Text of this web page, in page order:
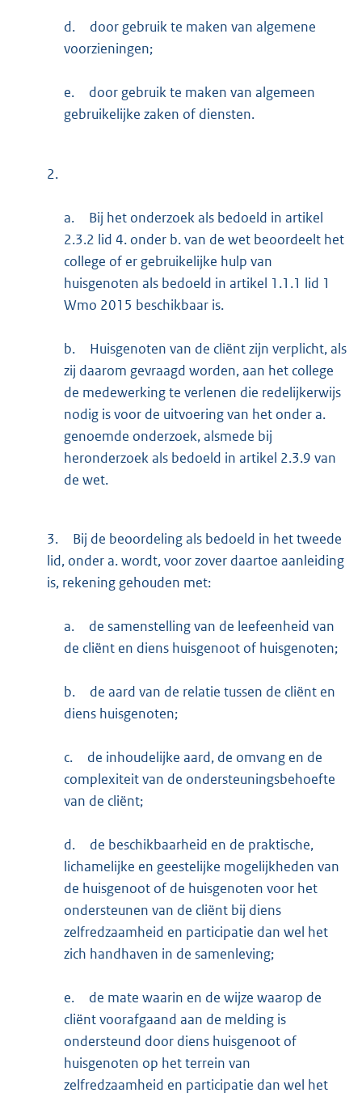
d.
door gebruik te maken van algemene
voorzieningen;
e.
door gebruik te maken van algemeen
gebruikelijke zaken of diensten.
2.
a.
Bij het onderzoek als bedoeld in artikel
2.3.2 lid 4. onder b. van de wet beoordeelt het
college of er gebruikelijke hulp van
huisgenoten als bedoeld in artikel 1.1.1 lid 1
Wmo 2015 beschikbaar is.
b.
Huisgenoten van de cliënt zijn verplicht, als
zij daarom gevraagd worden, aan het college
de medewerking te verlenen die redelijkerwijs
nodig is voor de uitvoering van het onder a.
genoemde onderzoek, alsmede bij
heronderzoek als bedoeld in artikel 2.3.9 van
de wet.
3.
Bij de beoordeling als bedoeld in het tweede
lid, onder a. wordt, voor zover daartoe aanleiding
is, rekening gehouden met:
a.
de samenstelling van de leefeenheid van
de cliënt en diens huisgenoot of huisgenoten;
b.
de aard van de relatie tussen de cliënt en
diens huisgenoten;
c.
de inhoudelijke aard, de omvang en de
complexiteit van de ondersteuningsbehoefte
van de cliënt;
d.
de beschikbaarheid en de praktische,
lichamelijke en geestelijke mogelijkheden van
de huisgenoot of de huisgenoten voor het
ondersteunen van de cliënt bij diens
zelfredzaamheid en participatie dan wel het
zich handhaven in de samenleving;
e.
de mate waarin en de wijze waarop de
cliënt voorafgaand aan de melding is
ondersteund door diens huisgenoot of
huisgenoten op het terrein van
zelfredzaamheid en participatie dan wel het